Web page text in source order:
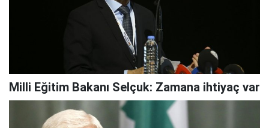
Milli Eğitim Bakanı Selçuk: Zamana ihtiyaç var